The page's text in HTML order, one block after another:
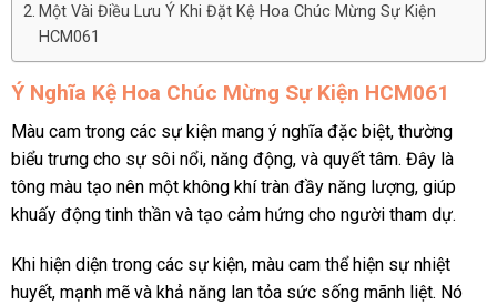
Một Vài Điều Lưu Ý Khi Đặt Kệ Hoa Chúc Mừng Sự Kiện
HCM061
Ý Nghĩa Kệ Hoa Chúc Mừng Sự Kiện HCM061
Màu cam trong các sự kiện mang ý nghĩa đặc biệt, thường
biểu trưng cho sự sôi nổi, năng động, và quyết tâm. Đây là
tông màu tạo nên một không khí tràn đầy năng lượng, giúp
khuấy động tinh thần và tạo cảm hứng cho người tham dự.
Khi hiện diện trong các sự kiện, màu cam thể hiện sự nhiệt
huyết, mạnh mẽ và khả năng lan tỏa sức sống mãnh liệt. Nó